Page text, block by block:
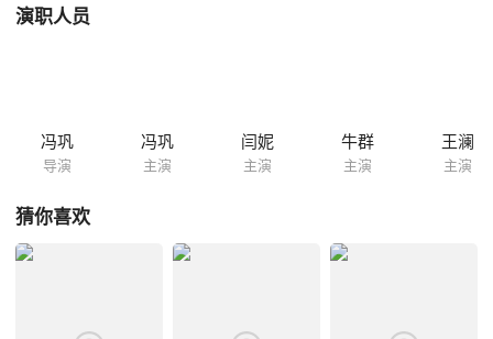
给自己，儿子王小强（张乃文 饰）更是将老爹的“为官为人之道”背得滚瓜
演职人员
冯巩
导演
冯巩
主演
闫妮
主演
牛群
主演
王澜
主演
猜你喜欢